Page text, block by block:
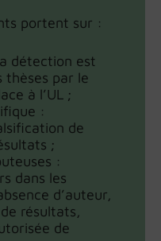
portent sur :
détection est
thèses par le
à l’UL ;
:
de
;
:
dans les
d’auteur,
résultats,
de